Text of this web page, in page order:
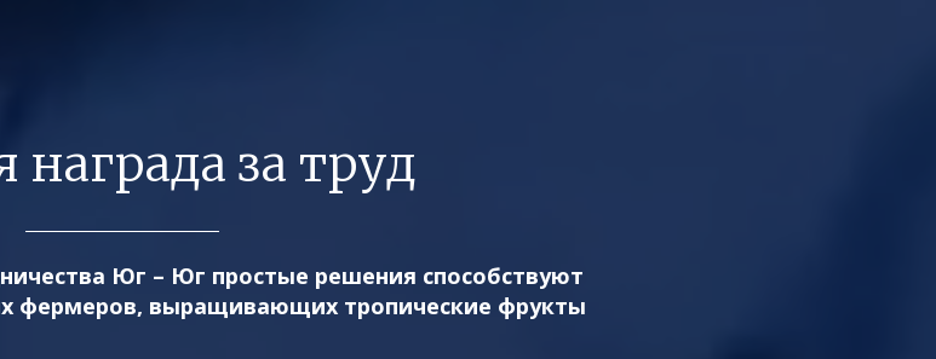
за труд
Юг – Юг простые решения способствуют
фермеров, выращивающих тропические фрукты